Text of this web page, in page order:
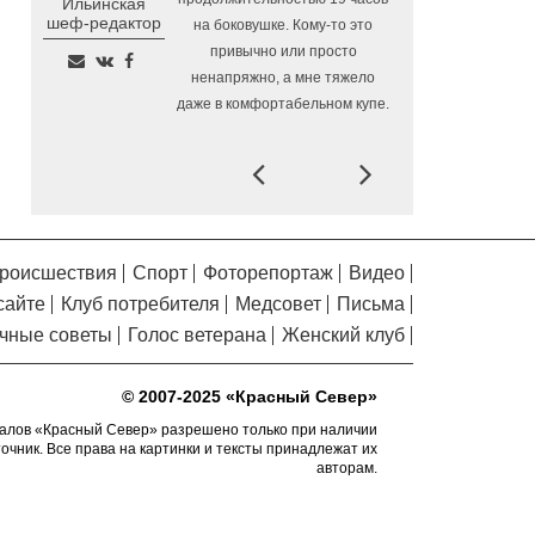
Алчевска в Вологодской области
6.08.2026 16:20
Сельские труженики
Тотемского округа получат жилье с
правом выкупа за один процент
Детская футбольная
Вологодчины ко Дню физкультурника
6.08.2026 14:31
Робот Макс на Госуслугах
поможет вологжанам оформить выплату
на первоклассника
6.08.2026 14:00
Вологодская область
подтвердила курс на полное обеспечение
лесовосстановления семенным
Prev
шеф-редактор
на боковушке. Кому-то это
привычно или просто
ненапряжно, а мне тяжело
даже в комфортабельном купе.
Спорт Фоторепортаж
Видео
Клуб потребителя Медсовет
Письма
советы
Голос ветерана Женский клуб
© 2007-2025 «Красный Север»
«Красный Север» разрешено только при наличии
Все права на картинки и тексты принадлежат их
авторам.